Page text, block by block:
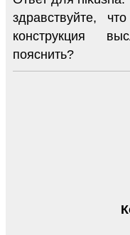
здравствуйте,
конструкция
пояснить?